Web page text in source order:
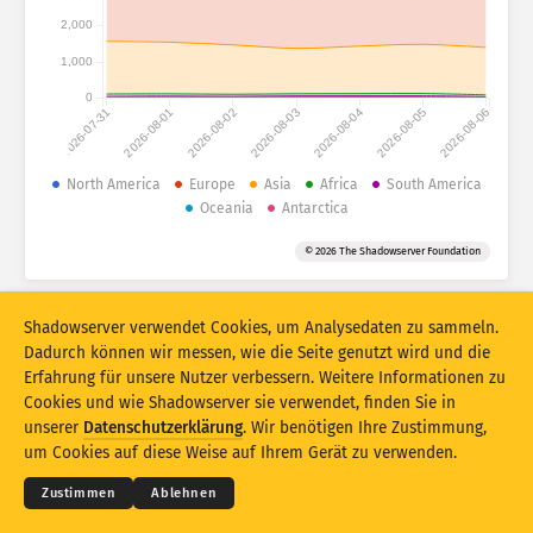
Datensatz
Limit
Überlappend
Aktualisieren Zurücksetzen
Als PNG herunterladen
2026-07-31 2026-08-01 2026-08-02 2026-08-03 2026-08-04 2026-08-05 2026-08-06
0
1,000
2,000
North America Europe Asia Africa
South America
Oceania
Antarctica
© 2026 The Shadowserver Foundation
© 2026THE SHADOWSERVER FOUNDATION
Datenschutz und AGB
Kontakt Danksagungen
Shadowserver verwendet Cookies, um Analysedaten zu sammeln.
Dadurch können wir messen, wie die Seite genutzt wird und die
Erfahrung für unsere Nutzer verbessern. Weitere Informationen zu
Cookies und wie Shadowserver sie verwendet, finden Sie in
unserer Datenschutzerklärung. Wir benötigen Ihre Zustimmung,
um Cookies auf diese Weise auf Ihrem Gerät zu verwenden.
Zustimmen Ablehnen